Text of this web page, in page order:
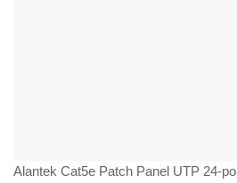
Alantek Cat5e Patch Panel UTP 24-